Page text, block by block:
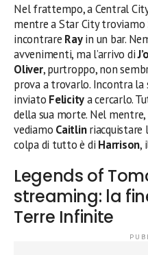
Nel frattempo, a Central
mentre a Star City troviamo
incontrare Rayin un bar.
avvenimenti, ma l’arrivo di
Oliver, purtroppo, non
prova a trovarlo. Incontra la
inviato Felicitya cercarlo.
della sua morte. Nel
vediamo Caitlinriacquistare
colpa di tutto è di Harrison,
Legends of
streaming: la
Terre Infinite